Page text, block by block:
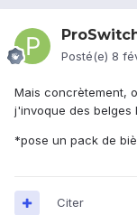
Posté(e) 8
Mais concrètement,
j'invoque des belges
*pose un pack de
Citer